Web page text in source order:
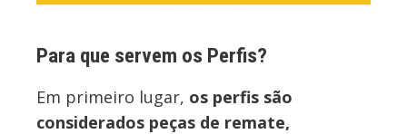
Para que servem os Perfis?
Em primeiro lugar, os perfis são
considerados peças de remate,